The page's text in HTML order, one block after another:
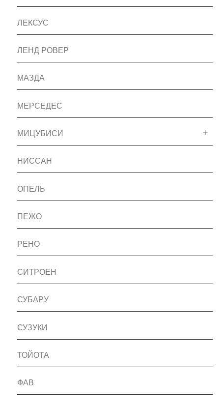
ЛЕКСУС
ЛЕНД РОВЕР
МАЗДА
МЕРСЕДЕС
МИЦУБИСИ
НИССАН
ОПЕЛЬ
ПЕЖО
РЕНО
СИТРОЕН
СУБАРУ
СУЗУКИ
ТОЙОТА
ФАВ